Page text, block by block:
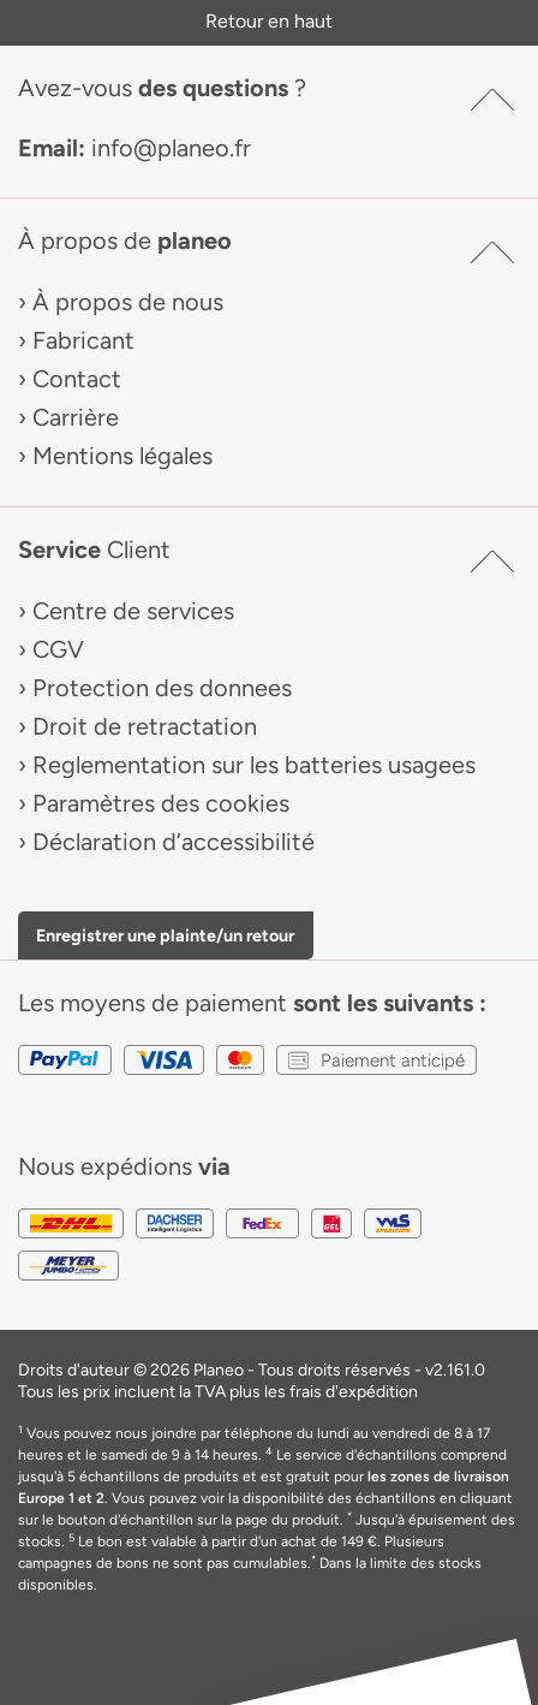
Retour en haut
Avez-vous des questions ?
Email: info@planeo.fr
À propos de planeo
À propos de nous
Fabricant
Contact
Carrière
Mentions légales
Service Client
Centre de services
CGV
Protection des donnees
Droit de retractation
Reglementation sur les batteries usagees
Paramètres des cookies
Déclaration d’accessibilité
Enregistrer une plainte/un retour
Les moyens de paiement sont les suivants :
Paiement anticipé
Nous expédions via
Droits d'auteur © 2026 Planeo - Tous droits réservés - v2.161.0
Tous les prix incluent la TVA plus les frais d'expédition
1 Vous pouvez nous joindre par téléphone du lundi au vendredi de 8 à 17
heures et le samedi de 9 à 14 heures. 4 Le service d'échantillons comprend
jusqu'à 5 échantillons de produits et est gratuit pour les zones de livraison
Europe 1 et 2. Vous pouvez voir la disponibilité des échantillons en cliquant
sur le bouton d'échantillon sur la page du produit. * Jusqu'à épuisement des
stocks. 5 Le bon est valable à partir d'un achat de 149 €. Plusieurs
campagnes de bons ne sont pas cumulables.* Dans la limite des stocks
disponibles.